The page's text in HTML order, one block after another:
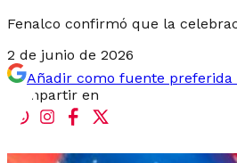
Fenalco confirmó que la
2 de junio de 2026
Añadir como fuente preferida
Compartir en